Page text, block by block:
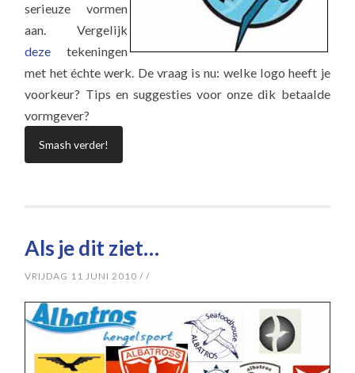
serieuze vormen
aan. Vergelijk
deze tekeningen
met het échte werk. De vraag is nu: welke logo heeft je
voorkeur? Tips en suggesties voor onze dik betaalde
vormgever?
Smash verder!
Als je dit ziet…
VRIJDAG 11 JUNI 2010 //